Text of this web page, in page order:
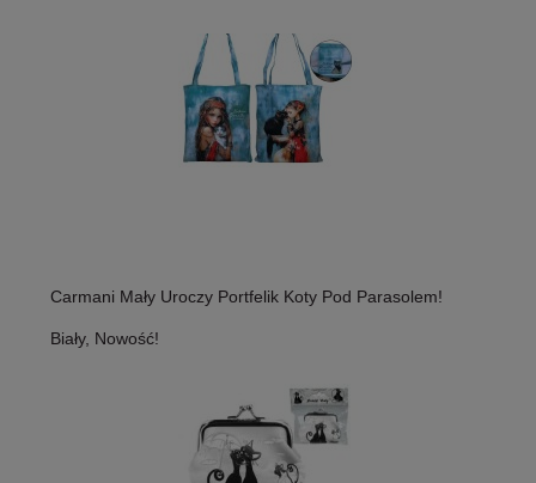
Carmani Mały Uroczy Portfelik Koty Pod Parasolem!
Biały, Nowość!